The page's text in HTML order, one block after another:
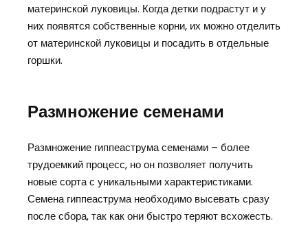
материнской луковицы. Когда детки подрастут и у
них появятся собственные корни, их можно отделить
от материнской луковицы и посадить в отдельные
горшки.
Размножение семенами
Размножение гиппеаструма семенами – более
трудоемкий процесс, но он позволяет получить
новые сорта с уникальными характеристиками.
Семена гиппеаструма необходимо высевать сразу
после сбора, так как они быстро теряют всхожесть.